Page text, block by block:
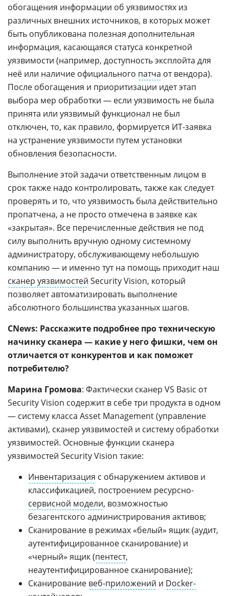
обогащения информации об уязвимостях из
различных внешних источников, в которых может
быть опубликована полезная дополнительная
информация, касающаяся статуса конкретной
уязвимости (например, доступность эксплойта для
неё или наличие официального патча от вендора).
После обогащения и приоритизации идет этап
выбора мер обработки — если уязвимость не была
принята или уязвимый функционал не был
отключен, то, как правило, формируется ИТ-заявка
на устранение уязвимости путем установки
обновления безопасности.
Выполнение этой задачи ответственным лицом в
срок также надо контролировать, также как следует
проверять и то, что уязвимость была действительно
пропатчена, а не просто отмечена в заявке как
«закрытая». Все перечисленные действия не под
силу выполнить вручную одному системному
администратору, обслуживающему небольшую
компанию — и именно тут на помощь приходит наш
сканер уязвимостей Security Vision, который
позволяет автоматизировать выполнение
абсолютного большинства указанных шагов.
CNews: Расскажите подробнее про техническую
начинку сканера — какие у него фишки, чем он
отличается от конкурентов и как поможет
потребителю?
Марина Громова: Фактически сканер VS Basic от
Security Vision содержит в себе три продукта в одном
— систему класса Asset Management (управление
активами), сканер уязвимостей и систему обработки
уязвимостей. Основные функции сканера
уязвимостей Security Vision такие:
Инвентаризация с обнаружением активов и
классификацией, построением ресурсно-
сервисной модели, возможностью
безагентского администрирования активов;
Сканирование в режимах «белый» ящик (аудит,
аутентифицированное сканирование) и
«черный» ящик (пентест,
неаутентифицированное сканирование);
Сканирование веб-приложений и Docker-